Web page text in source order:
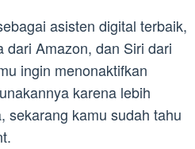
asisten digital terbaik,
dari Amazon, dan Siri dari
ingin menonaktifkan
karena lebih
sekarang kamu sudah tahu